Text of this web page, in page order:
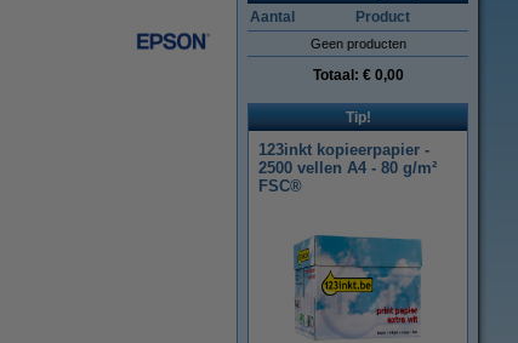
Aantal Product
Geen producten
Totaal: € 0,00
Tip!
123inkt kopieerpapier -
2500 vellen A4 - 80 g/m²
FSC®